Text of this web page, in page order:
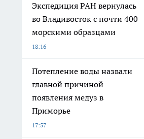
Экспедиция РАН вернулась
во Владивосток с почти 400
морскими образцами
18:16
Потепление воды назвали
главной причиной
появления медуз в
Приморье
17:57